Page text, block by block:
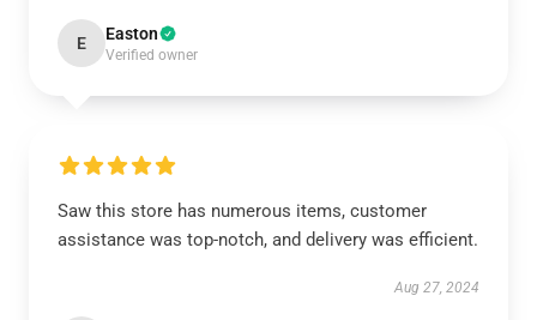
E Easton
Verified owner
Saw this store has numerous items, customer
assistance was top-notch, and delivery was efficient.
Aug 27, 2024